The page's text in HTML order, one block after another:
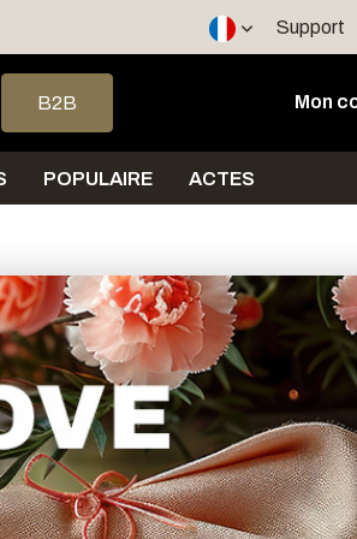
Support
et bas pour sélectionner le résultat
B2B
Mon
POPULAIRE ACTES